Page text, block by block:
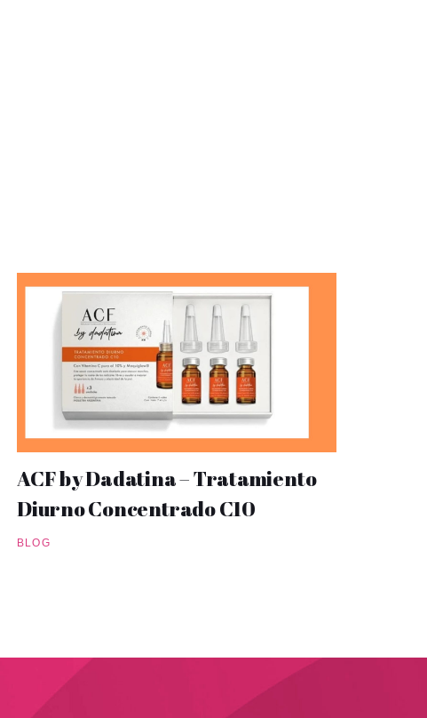
ACF by Dadatina – Tratamiento
Diurno Concentrado C10
BLOG